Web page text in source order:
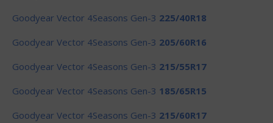
Goodyear Vector 4Seasons Gen-3 225/40R18
Goodyear Vector 4Seasons Gen-3 205/60R16
Goodyear Vector 4Seasons Gen-3 215/55R17
Goodyear Vector 4Seasons Gen-3 185/65R15
Goodyear Vector 4Seasons Gen-3 215/60R17